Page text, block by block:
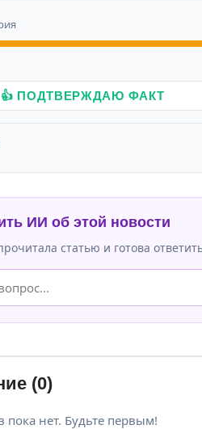
👍 ПОДТВЕРЖДАЮ ФАКТ
ИИ об этой новости
статью и готова
(0)
пока нет. Будьте первым!